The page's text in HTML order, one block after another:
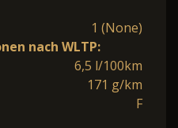
1 (None)
nach WLTP:
6,5 l/100km
171 g/km
F